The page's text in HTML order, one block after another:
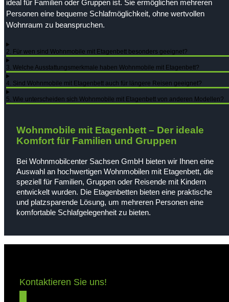
ideal für Familien oder Gruppen ist. Sie ermöglichen mehreren
Personen eine bequeme Schlafmöglichkeit, ohne wertvollen
Wohnraum zu beanspruchen.
2. Für wen sind Wohnmobile mit Etagenbett besonders geeignet?
3. Welche Ausstattungsmerkmale haben Wohnmobile mit Etagenbett?
4. Sind Wohnmobile mit Etagenbett auch für längere Reisen geeignet?
5. Wie unterscheiden sich Wohnmobile mit Etagenbett von anderen Modellen?
Wohnmobile mit Etagenbett – Der ideale
Komfort für Familien und Gruppen
Bei Wohnmobilcenter Sachsen GmbH bieten wir Ihnen eine
Auswahl an hochwertigen Wohnmobilen mit Etagenbett, die
speziell für Familien, Gruppen oder Reisende mit Kindern
entwickelt wurden. Die Etagenbetten bieten eine praktische
und platzsparende Lösung, um mehreren Personen eine
komfortable Schlafgelegenheit zu bieten.
Kontaktieren Sie uns!